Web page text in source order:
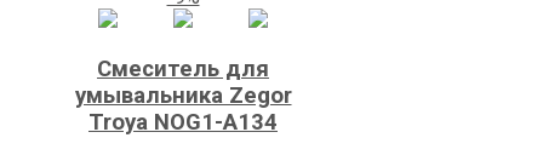
Смеситель для
умывальника Zegor
Trоya NOG1-A134